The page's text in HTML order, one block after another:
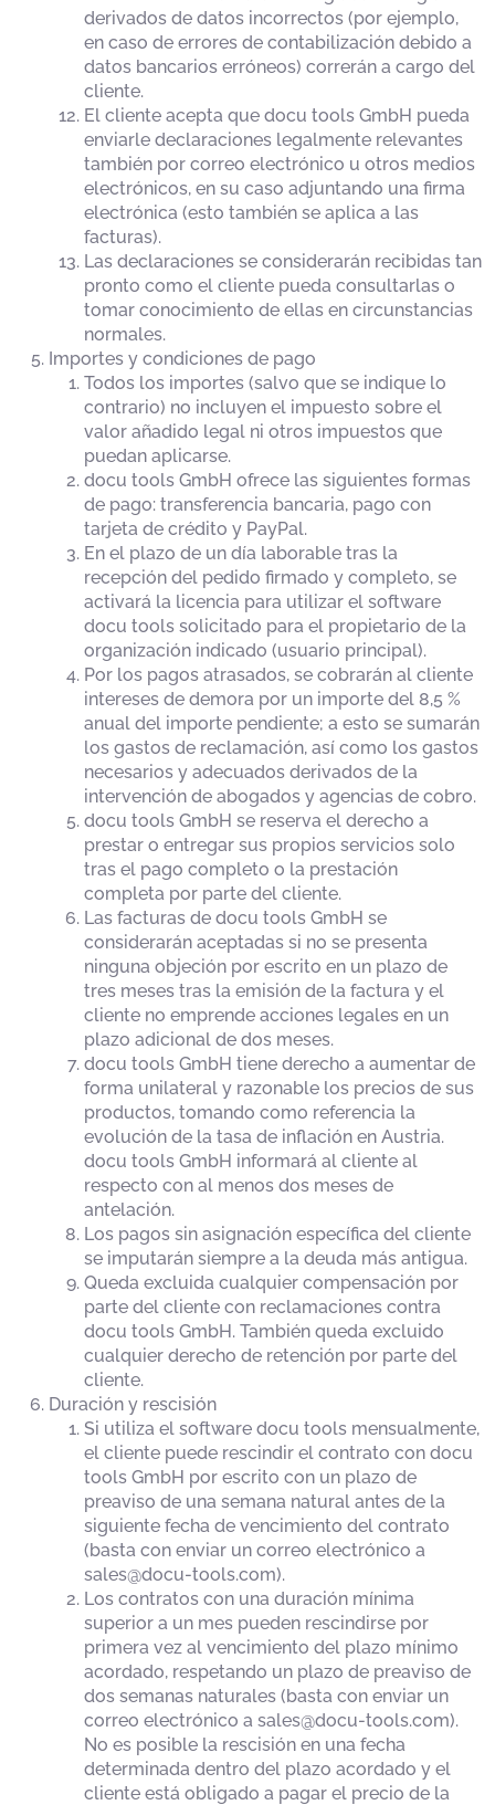
derivados de datos incorrectos (por ejemplo,
en caso de errores de contabilización debido a
datos bancarios erróneos) correrán a cargo del
cliente.
El cliente acepta que docu tools GmbH pueda
enviarle declaraciones legalmente relevantes
también por correo electrónico u otros medios
electrónicos, en su caso adjuntando una firma
electrónica (esto también se aplica a las
facturas).
Las declaraciones se considerarán recibidas tan
pronto como el cliente pueda consultarlas o
tomar conocimiento de ellas en circunstancias
normales.
Importes y condiciones de pago
Todos los importes (salvo que se indique lo
contrario) no incluyen el impuesto sobre el
valor añadido legal ni otros impuestos que
puedan aplicarse.
docu tools GmbH ofrece las siguientes formas
de pago: transferencia bancaria, pago con
tarjeta de crédito y PayPal.
En el plazo de un día laborable tras la
recepción del pedido firmado y completo, se
activará la licencia para utilizar el software
docu tools solicitado para el propietario de la
organización indicado (usuario principal).
Por los pagos atrasados, se cobrarán al cliente
intereses de demora por un importe del 8,5 %
anual del importe pendiente; a esto se sumarán
los gastos de reclamación, así como los gastos
necesarios y adecuados derivados de la
intervención de abogados y agencias de cobro.
docu tools GmbH se reserva el derecho a
prestar o entregar sus propios servicios solo
tras el pago completo o la prestación
completa por parte del cliente.
Las facturas de docu tools GmbH se
considerarán aceptadas si no se presenta
ninguna objeción por escrito en un plazo de
tres meses tras la emisión de la factura y el
cliente no emprende acciones legales en un
plazo adicional de dos meses.
docu tools GmbH tiene derecho a aumentar de
forma unilateral y razonable los precios de sus
productos, tomando como referencia la
evolución de la tasa de inflación en Austria.
docu tools GmbH informará al cliente al
respecto con al menos dos meses de
antelación.
Los pagos sin asignación específica del cliente
se imputarán siempre a la deuda más antigua.
Queda excluida cualquier compensación por
parte del cliente con reclamaciones contra
docu tools GmbH. También queda excluido
cualquier derecho de retención por parte del
cliente.
Duración y rescisión
Si utiliza el software docu tools mensualmente,
el cliente puede rescindir el contrato con docu
tools GmbH por escrito con un plazo de
preaviso de una semana natural antes de la
siguiente fecha de vencimiento del contrato
(basta con enviar un correo electrónico a
sales@docu-tools.com).
Los contratos con una duración mínima
superior a un mes pueden rescindirse por
primera vez al vencimiento del plazo mínimo
acordado, respetando un plazo de preaviso de
dos semanas naturales (basta con enviar un
correo electrónico a sales@docu-tools.com).
No es posible la rescisión en una fecha
determinada dentro del plazo acordado y el
cliente está obligado a pagar el precio de la